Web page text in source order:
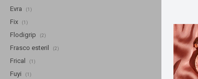
Evra (1)
Fix (1)
Flodigrip (2)
Frasco esteril (2)
Frical (1)
Fuyi (1)